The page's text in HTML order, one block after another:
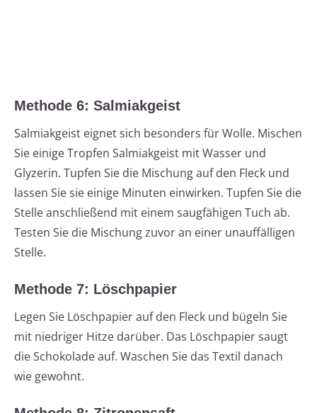
Methode 6: Salmiakgeist
Salmiakgeist eignet sich besonders für Wolle. Mischen
Sie einige Tropfen Salmiakgeist mit Wasser und
Glyzerin. Tupfen Sie die Mischung auf den Fleck und
lassen Sie sie einige Minuten einwirken. Tupfen Sie die
Stelle anschließend mit einem saugfähigen Tuch ab.
Testen Sie die Mischung zuvor an einer unauffälligen
Stelle.
Methode 7: Löschpapier
Legen Sie Löschpapier auf den Fleck und bügeln Sie
mit niedriger Hitze darüber. Das Löschpapier saugt
die Schokolade auf. Waschen Sie das Textil danach
wie gewohnt.